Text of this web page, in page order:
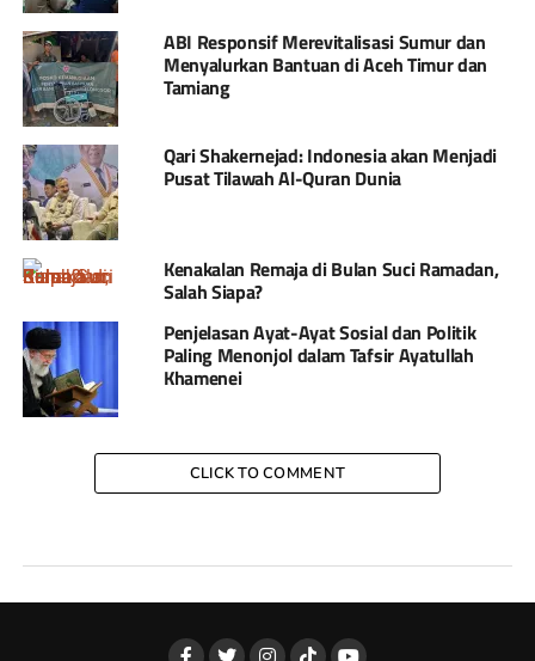
ABI Responsif Merevitalisasi Sumur dan
Menyalurkan Bantuan di Aceh Timur dan
Tamiang
Qari Shakernejad: Indonesia akan Menjadi
Pusat Tilawah Al-Quran Dunia
Kenakalan Remaja di Bulan Suci Ramadan,
Salah Siapa?
Penjelasan Ayat-Ayat Sosial dan Politik
Paling Menonjol dalam Tafsir Ayatullah
Khamenei
CLICK TO COMMENT